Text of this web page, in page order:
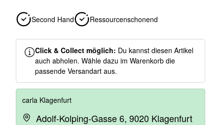
Second Hand Ressourcenschonend
Click & Collect möglich: Du kannst diesen Artikel
auch abholen. Wähle dazu im Warenkorb die
passende Versandart aus.
carla Klagenfurt
Adolf-Kolping-Gasse 6, 9020 Klagenfurt